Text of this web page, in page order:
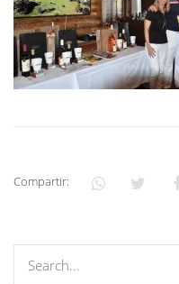
Compartir: